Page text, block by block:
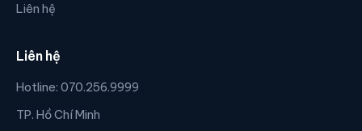
Liên hệ
Liên hệ
Hotline: 070.256.9999
TP. Hồ Chí Minh